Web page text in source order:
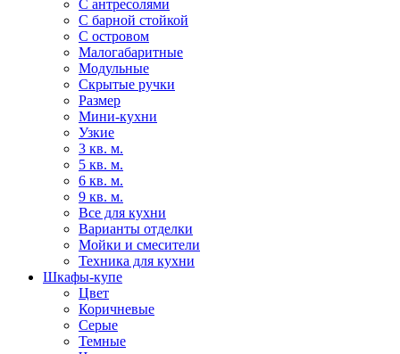
С антресолями
С барной стойкой
С островом
Малогабаритные
Модульные
Скрытые ручки
Размер
Мини-кухни
Узкие
3 кв. м.
5 кв. м.
6 кв. м.
9 кв. м.
Все для кухни
Варианты отделки
Мойки и смесители
Техника для кухни
Шкафы-купе
Цвет
Коричневые
Серые
Темные